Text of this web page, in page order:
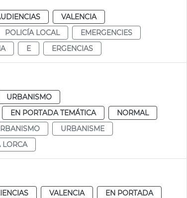
VALENCIA
POLICÍA LOCAL
EMERGENCIES
E ERGENCIAS
URBANISMO
EN PORTADA TEMÁTICA
NORMAL
URBANISME
LORCA
VALENCIA
EN PORTADA